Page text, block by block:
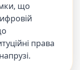
що
права